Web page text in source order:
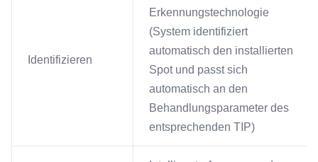
Identifizieren
Erkennungstechnologie
(System identifiziert
automatisch den installierten
Spot und passt sich
automatisch an den
Behandlungsparameter des
entsprechenden TIP)